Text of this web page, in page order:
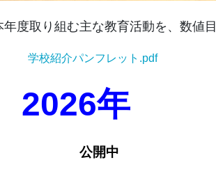
度取り組む主な教育活動を、数値
学校紹介パンフレット.pdf
2026年
公開中